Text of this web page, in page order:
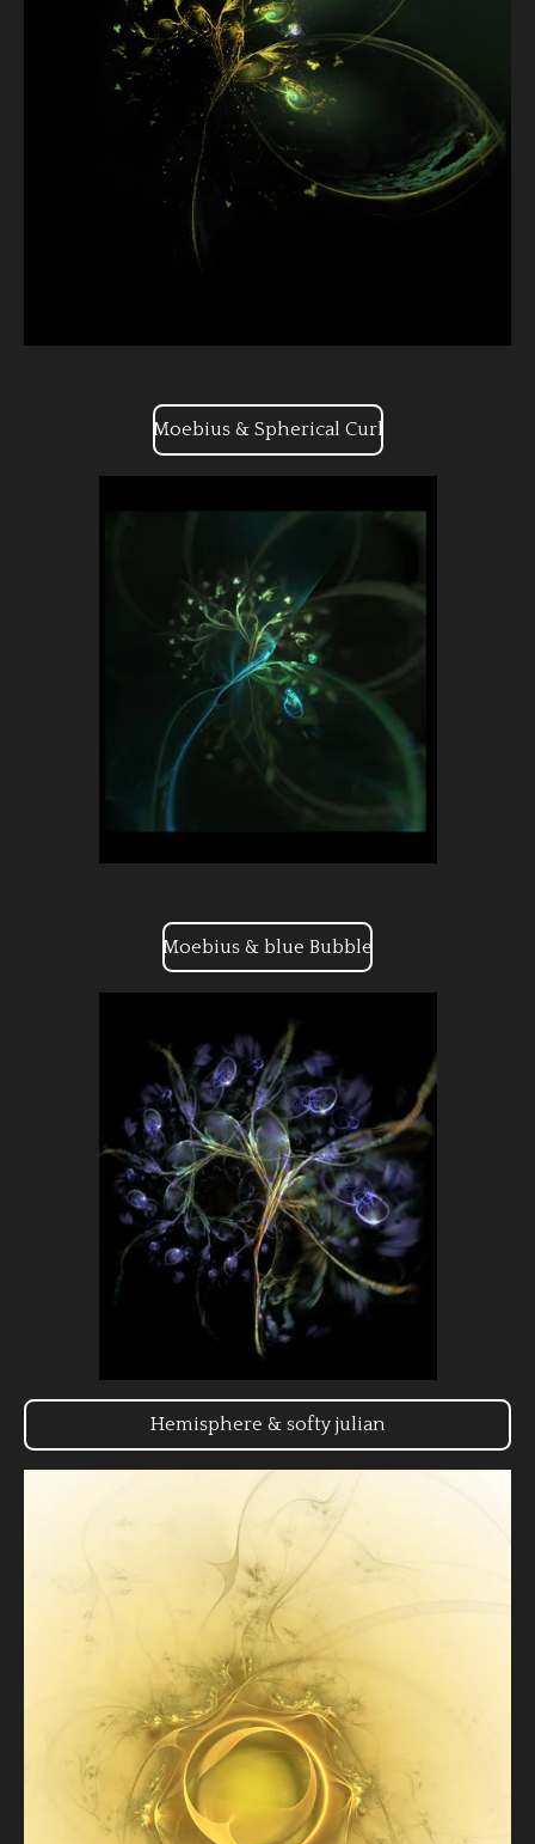
Moebius & Spherical Curl
Moebius & blue Bubble
Hemisphere & softy julian